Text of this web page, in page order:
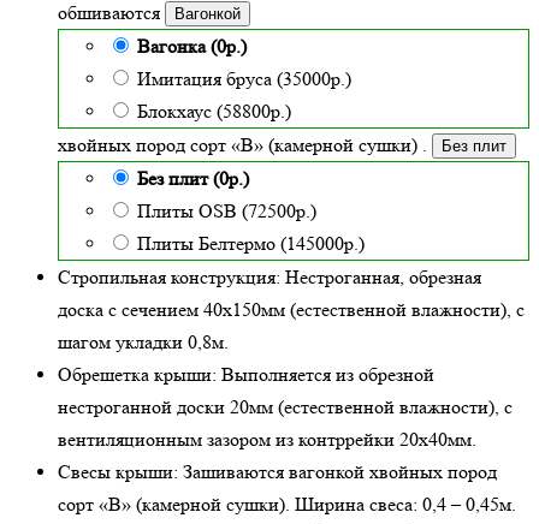
обшиваются
Вагонкой
Вагонка (0р.)
Имитация бруса (35000р.)
Блокхаус (58800р.)
хвойных пород сорт «В» (камерной сушки) . Без плит
Без плит (0р.)
Плиты OSB (72500р.)
Плиты Белтермо (145000р.)
Стропильная конструкция: Нестроганная, обрезная
доска с сечением 40х150мм (естественной влажности), с
шагом укладки 0,8м.
Обрешетка крыши: Выполняется из обрезной
нестроганной доски 20мм (естественной влажности), с
вентиляционным зазором из контррейки 20х40мм.
Свесы крыши: Зашиваются вагонкой хвойных пород
сорт «В» (камерной сушки). Ширина свеса: 0,4 – 0,45м.